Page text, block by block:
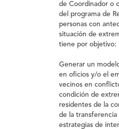
de Coordinador o
del programa de
personas con
situación de
tiene por objetivo:
Generar un
en oficios y/o el
vecinos en
condición de
residentes de la
de la
estrategias de